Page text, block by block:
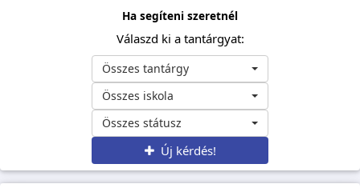
Ha segíteni szeretnél
Válaszd ki a tantárgyat:
Összes tantárgy
Összes iskola
Összes státusz
Új kérdés!